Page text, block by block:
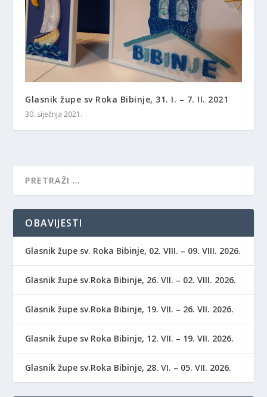
Glasnik župe sv Roka Bibinje, 31. I. – 7. II. 2021
30. siječnja 2021.
OBAVIJESTI
Glasnik župe sv. Roka Bibinje, 02. VIII. – 09. VIII. 2026.
Glasnik župe sv.Roka Bibinje, 26. VII. – 02. VIII. 2026.
Glasnik župe sv.Roka Bibinje, 19. VII. – 26. VII. 2026.
Glasnik župe sv Roka Bibinje, 12. VII. – 19. VII. 2026.
Glasnik župe sv.Roka Bibinje, 28. VI. – 05. VII. 2026.